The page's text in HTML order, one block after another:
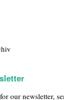
our newsletter,